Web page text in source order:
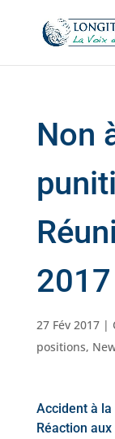
Non
2017
27 Fév 2017|
positions,
Accident à
Réaction